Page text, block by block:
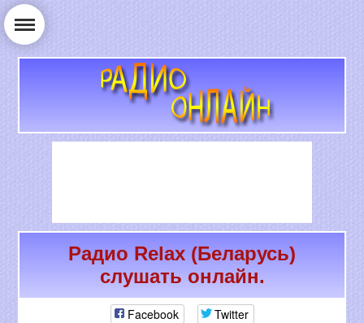
РАДИО ОНЛАЙН
Радио Relax (Беларусь)
слушать онлайн.
Facebook Twitter